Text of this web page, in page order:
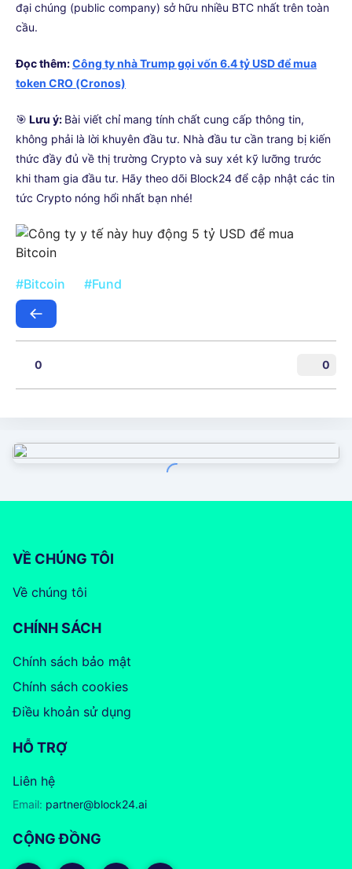
đại chúng (public company) sở hữu nhiều BTC nhất trên toàn
cầu.
Đọc thêm:Công ty nhà Trump gọi vốn 6.4 tỷ USD để mua
token CRO (Cronos)
🎯 Lưu ý: Bài viết chỉ mang tính chất cung cấp thông tin,
không phải là lời khuyên đầu tư. Nhà đầu tư cần trang bị kiến
thức đầy đủ về thị trường Crypto và suy xét kỹ lưỡng trước
khi tham gia đầu tư. Hãy theo dõi Block24 để cập nhật các tin
tức Crypto nóng hổi nhất bạn nhé!
#Bitcoin #Fund
0 0
VỀ CHÚNG TÔI
Về chúng tôi
CHÍNH SÁCH
Chính sách bảo mật
Chính sách cookies
Điều khoản sử dụng
HỖ TRỢ
Liên hệ
Email: partner@block24.ai
CỘNG ĐỒNG